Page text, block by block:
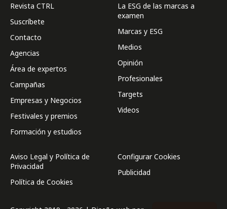
Revista CTRL
Suscríbete
Contacto
Agencias
Área de expertos
Campañas
Empresas y Negocios
Festivales y premios
Formación y estudios
La ESG de las marcas a
examen
Marcas y ESG
Medios
Opinión
Profesionales
Targets
Videos
Aviso Legal y Política de
Privacidad
Política de Cookies
Configurar Cookies
Publicidad